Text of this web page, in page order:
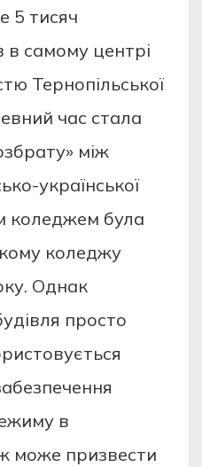
5 тисяч
в самому центрі
Тернопільської
час стала
між
української
коледжем була
коледжу
Однак
просто
в
може призвести